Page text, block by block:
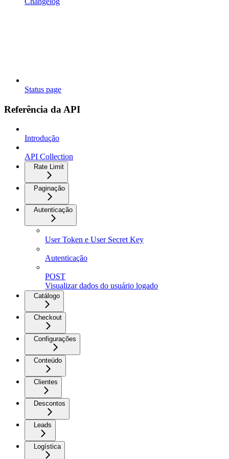
Status page
Referência da API
Introdução
API Collection
Rate Limit
Paginação
Autenticação
User Token e User Secret Key
Autenticação
POST
Visualizar dados do usuário logado
Catálogo
Checkout
Configurações
Conteúdo
Clientes
Descontos
Leads
Logística